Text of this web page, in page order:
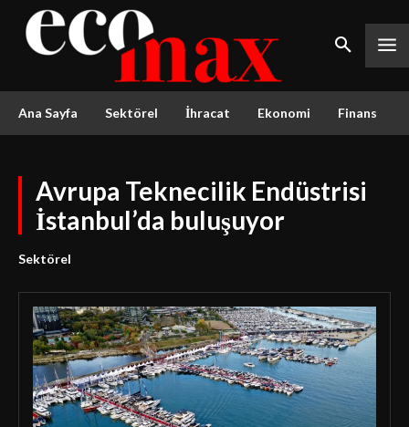
Ana Sayfa Sektörel İhracat Ekonomi Finans
Avrupa Teknecilik Endüstrisi
İstanbul’da buluşuyor
Sektörel